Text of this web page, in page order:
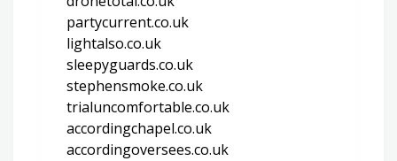
partycurrent.co.uk
lightalso.co.uk
sleepyguards.co.uk
stephensmoke.co.uk
trialuncomfortable.co.uk
accordingchapel.co.uk
accordingoversees.co.uk